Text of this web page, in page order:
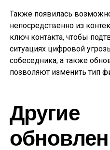
Также появилась
непосредственно из
ключ контакта, чтобы
ситуациях цифровой
собеседника; а также
позволяют изменить тип
Другие